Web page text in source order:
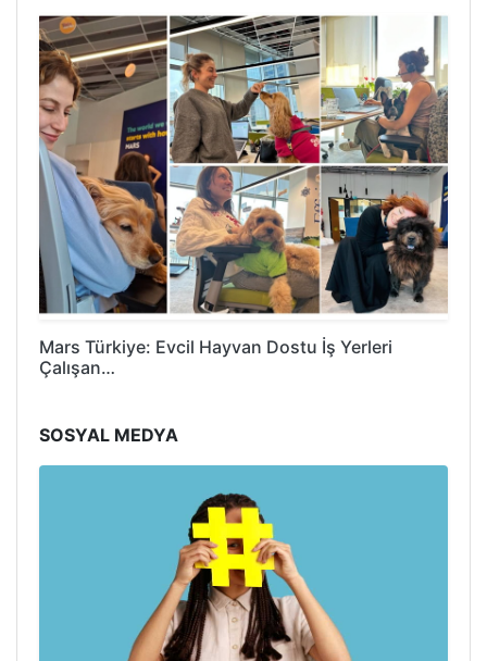
Mars Türkiye: Evcil Hayvan Dostu İş Yerleri
Çalışan…
SOSYAL MEDYA